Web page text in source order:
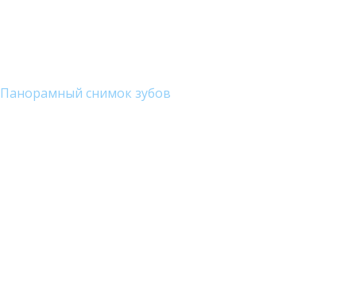
Панорамный снимок зубов